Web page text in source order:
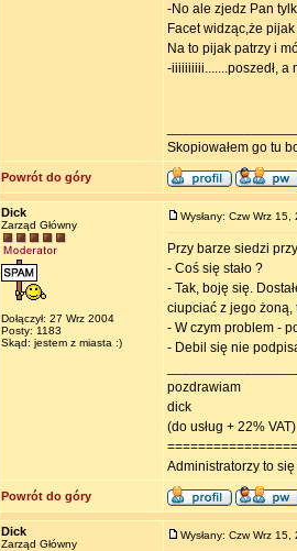
-No ale zjedz Pan
Facet widząc,że
Na to pijak patrzy i
-iiiiiiiiii.......poszedł, a
Skopiowałem go tu
Powrót do góry
Dick
Zarząd Główny
Dołączył: 27 Wrz 2004
Posty: 1183
Skąd: jestem z miasta :)
Wysłany: Czw Wrz
Przy barze siedzi
- Coś się stało ?
- Tak, boję się.
ciupciać z jego żoną,
- W czym problem -
- Debil się nie
pozdrawiam
dick
(do usług + 22% VAT)
Administratorzy to
Powrót do góry
Dick
Zarząd Główny
Wysłany: Czw Wrz 15,